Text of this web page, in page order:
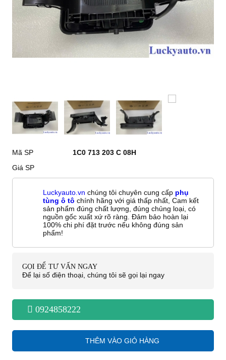
Mã SP
1C0 713 203 C 08H
Giá SP
Luckyauto.vn chúng tôi chuyên cung cấp phụ
tùng ô tô chính hãng với giá thấp nhất, Cam kết
sản phẩm đúng chất lượng, đúng chủng loại, có
nguồn gốc xuất xứ rõ ràng. Đảm bảo hoàn lại
100% chi phí đặt trước nếu không đúng sản
phẩm!
GỌI ĐỂ TƯ VẤN NGAY
Để lại số điện thoại, chúng tôi sẽ gọi lại ngay
0924858222
THÊM VÀO GIỎ HÀNG